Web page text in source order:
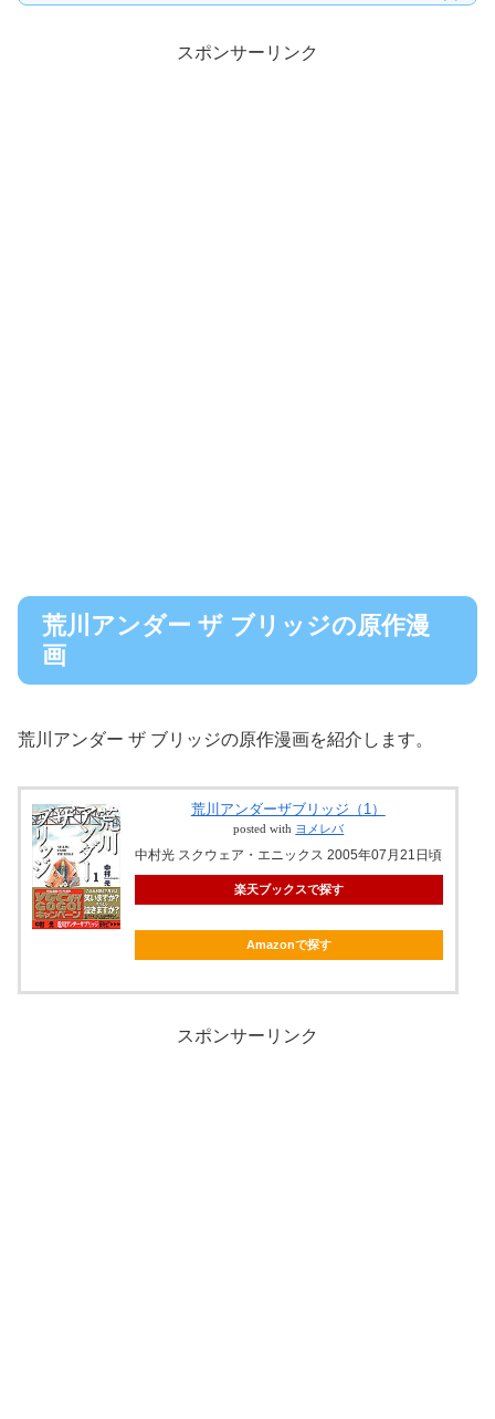
スポンサーリンク
荒川アンダー ザ ブリッジの原作漫
画
荒川アンダー ザ ブリッジの原作漫画を紹介します。
荒川アンダーザブリッジ（1）
posted with ヨメレバ
中村光 スクウェア・エニックス 2005年07月21日頃
楽天ブックスで探す
Amazonで探す
スポンサーリンク